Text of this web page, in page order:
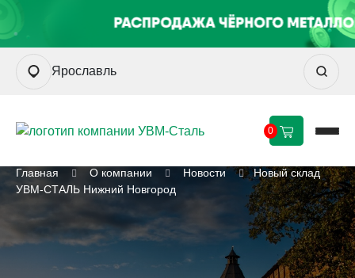
Ярославль
0
Главная О компании Новости
Новый склад
УВМ-СТАЛЬ Нижний Новгород